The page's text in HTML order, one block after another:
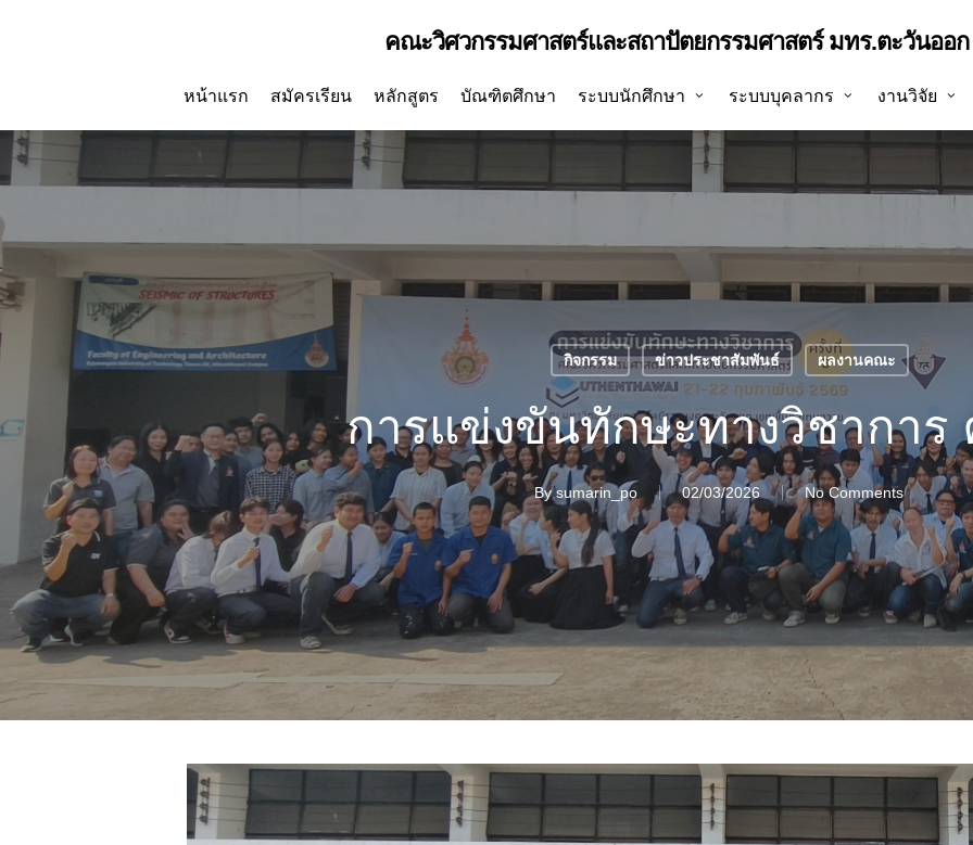
คณะวิศวกรรมศาสตร์และสถาปัตยกรรมศาสตร์ มทร.ตะวันออก
หน้าแรก สมัครเรียน หลักสูตร บัณฑิตศึกษา ระบบนักศึกษา ระบบบุคลากร งานวิจัย
กิจกรรม ข่าวประชาสัมพันธ์ ผลงานคณะ
การแข่งขันทักษะทางวิชาการ
By sumarin_po 02/03/2026 No Comments